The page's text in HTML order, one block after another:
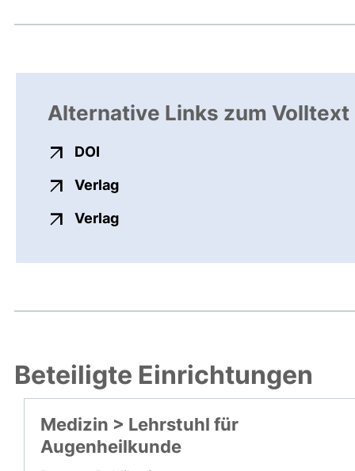
Alternative Links zum Volltext
DOI
Verlagexterner Link, öffnet neues
Verlagexterner Link, öffnet neues
Beteiligte Einrichtungen
Medizin > Lehrstuhl für
Augenheilkunde